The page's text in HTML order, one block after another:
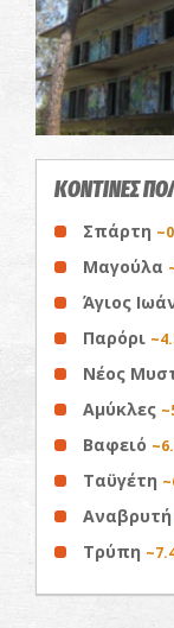
ΚΟΝΤΙΝΕΣ
Σπάρτη
Μαγούλα
Άγιος
Παρόρι
Νέος
Αμύκλες
Βαφειό
Ταϋγέτη
Αναβρυτή
Τρύπη